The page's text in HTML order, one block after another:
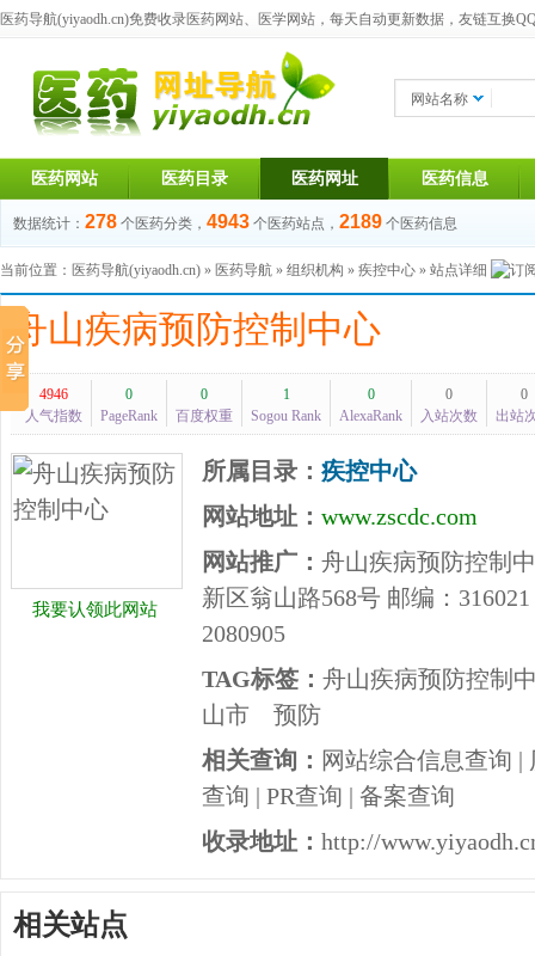
医药导航(yiyaodh.cn)免费收录医药网站、医学网站，每天自动更新数据，友链互换
网站名称
医药网站 医药目录 医药网址 医药信息
数据统计： 278 个医药分类， 4943 个医药站点， 2189 个医药信息
当前位置： 医药导航(yiyaodh.cn) » 医药导航 » 组织机构 » 疾控中心 » 站点详细
舟山疾病预防控制中心
4946
人气指数
0
PageRank
0
百度权重
1
Sogou Rank
0
AlexaRank
0
入站次数
0
出站
我要认领此网站
所属目录： 疾控中心
网站地址： www.zscdc.com
网站推广： 舟山疾病预防控制
新区翁山路568号 邮编：
2080905
TAG标签： 舟山疾病预防控制
山市
预防
相关查询： 网站综合信息查询 |
查询 | PR查询 | 备案查询
收录地址： http://
相关站点